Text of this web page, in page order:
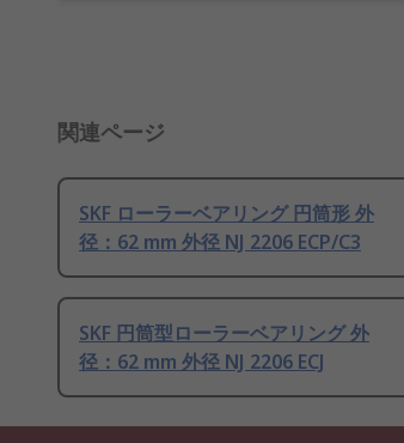
関連ページ
SKF ローラーベアリング 円筒形 外
径：62 mm 外径 NJ 2206 ECP/C3
SKF 円筒型ローラーベアリング 外
径：62 mm 外径 NJ 2206 ECJ